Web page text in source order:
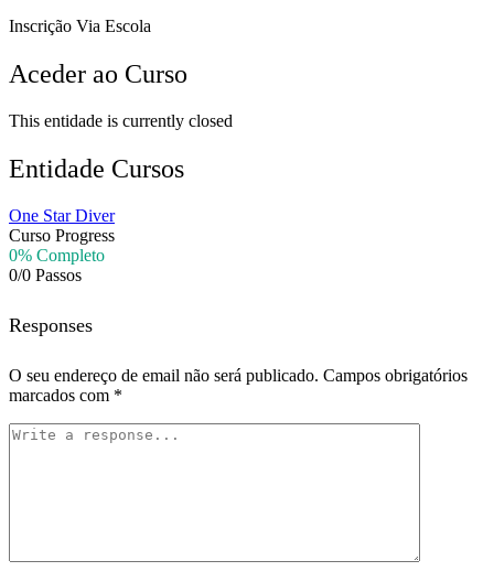
Inscrição Via Escola
Aceder ao Curso
This entidade is currently closed
Entidade Cursos
One Star Diver
Curso Progress
0% Completo
0/0 Passos
Responses
O seu endereço de email não será publicado. Campos obrigatórios
marcados com *